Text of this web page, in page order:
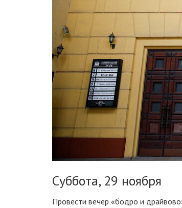
Суббота, 29 ноября
Провести вечер «бодро и